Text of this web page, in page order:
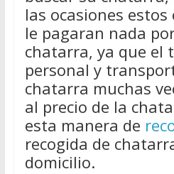
las ocasiones
le pagaran nada
chatarra, ya que el
personal y
chatarra muchas
al precio de la
esta manera de
recogida de
domicilio.